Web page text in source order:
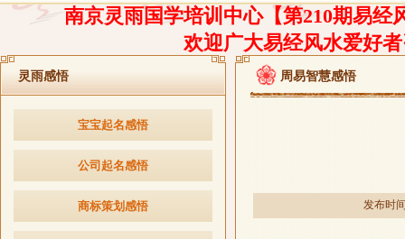
南京灵雨国学培训中心【第210期易经
欢迎广大易经风水爱好
灵雨感悟
宝宝起名感悟
公司起名感悟
商标策划感悟
周易智慧感悟
发布时